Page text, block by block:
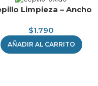
Limpieza – Ancho
$1.790
AÑADIR AL CARRITO